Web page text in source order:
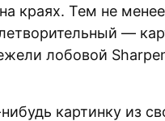
краях. Тем не
—
лобовой
картинку из